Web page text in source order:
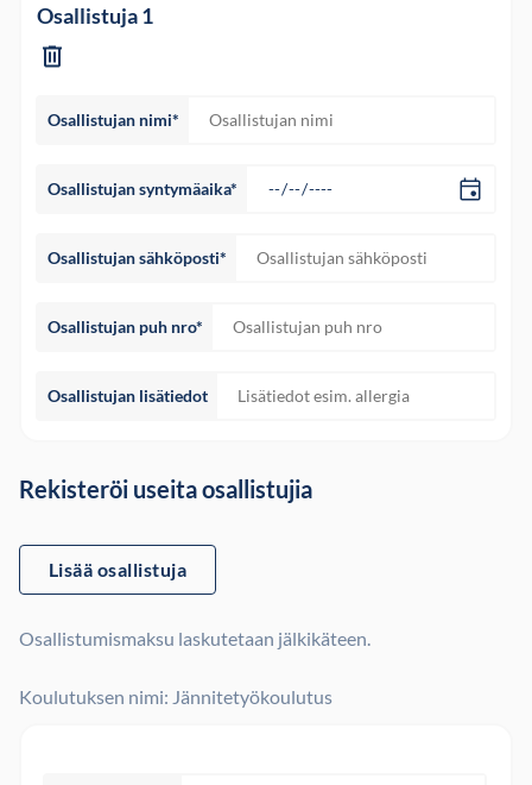
Osallistuja 1
Osallistujan nimi*
Osallistujan syntymäaika*
Osallistujan sähköposti*
Osallistujan puh nro*
Osallistujan lisätiedot
Rekisteröi useita osallistujia
Lisää osallistuja
Osallistumismaksu laskutetaan jälkikäteen.
Koulutuksen nimi: Jännitetyökoulutus